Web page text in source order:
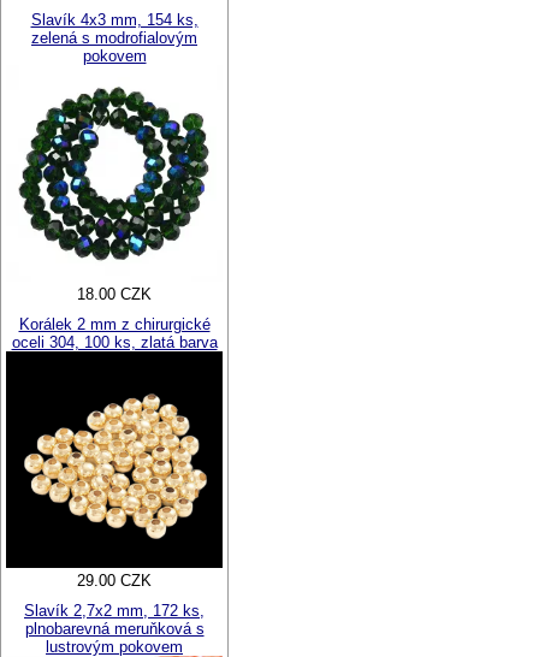
Slavík 4x3 mm, 154 ks,
zelená s modrofialovým
pokovem
18.00 CZK
Korálek 2 mm z chirurgické
oceli 304, 100 ks, zlatá barva
29.00 CZK
Slavík 2,7x2 mm, 172 ks,
plnobarevná meruňková s
lustrovým pokovem